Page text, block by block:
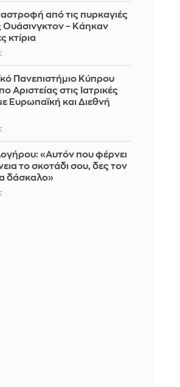
από τις πυρκαγιές
Ουάσινγκτον – Κάηκαν
κτίρια
Πανεπιστήμιο Κύπρου
Αριστείας στις Ιατρικές
Ευρωπαϊκή και Διεθνή
«Αυτόν που φέρνει
το σκοτάδι σου, δες τον
δάσκαλο»